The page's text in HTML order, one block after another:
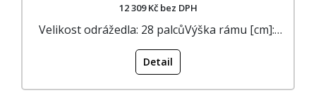
12 309 Kč bez DPH
Velikost odrážedla: 28 palcůVýška rámu [cm]:…
Detail